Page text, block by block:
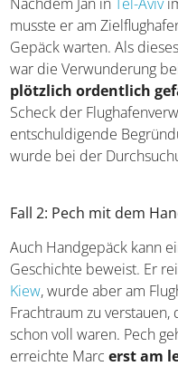
musste er am
Gepäck warten. Als
war die Verwunderung
plötzlich ordentlich
Scheck der
entschuldigende
wurde bei der
Fall 2: Pech mit dem
Auch Handgepäck kann
Geschichte beweist. Er
Kiew, wurde aber am
Frachtraum zu
schon voll waren. Pech
erreichte Marcerst am